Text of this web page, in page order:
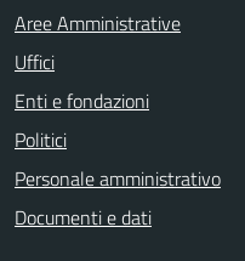
Aree Amministrative
Uffici
Enti e fondazioni
Politici
Personale amministrativo
Documenti e dati